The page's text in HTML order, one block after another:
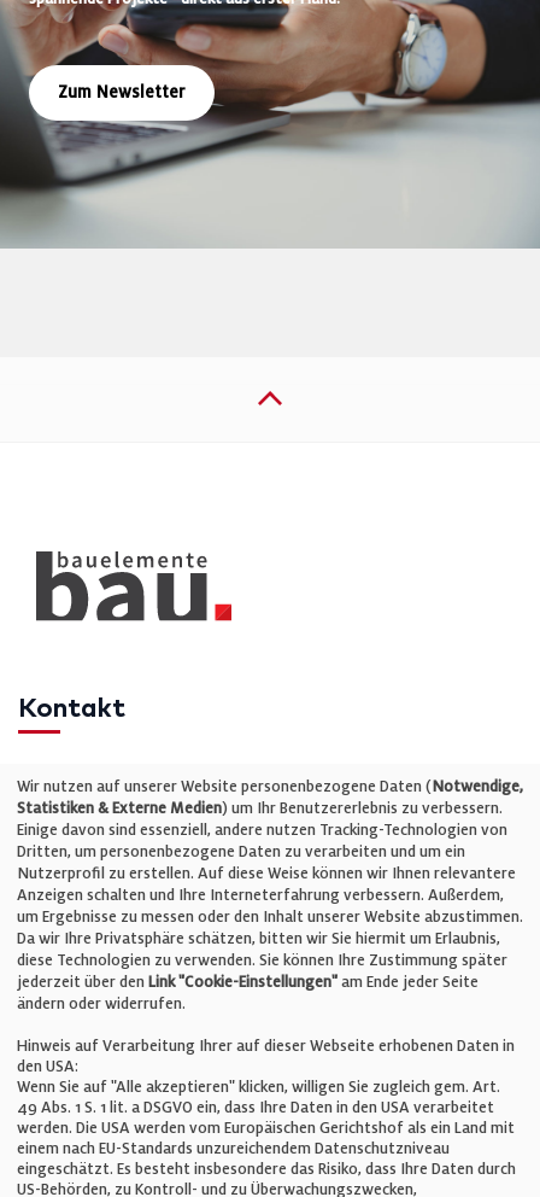
Zum Newsletter
Kontakt
Telefon: +49 (0)711 2585563-0
E-Mail:info@bauelemente-bau.eu
Unternehmen
Impressum
Cookie-Einstellungen
AGB
Wir nutzen auf unserer Website personenbezogene Daten (Notwendige,
Statistiken & Externe Medien) um Ihr Benutzererlebnis zu verbessern.
Einige davon sind essenziell, andere nutzen Tracking-Technologien von
Dritten, um personenbezogene Daten zu verarbeiten und um ein
Nutzerprofil zu erstellen. Auf diese Weise können wir Ihnen relevantere
Anzeigen schalten und Ihre Interneterfahrung verbessern. Außerdem,
um Ergebnisse zu messen oder den Inhalt unserer Website abzustimmen.
Da wir Ihre Privatsphäre schätzen, bitten wir Sie hiermit um Erlaubnis,
diese Technologien zu verwenden. Sie können Ihre Zustimmung später
jederzeit über den Link "Cookie-Einstellungen" am Ende jeder Seite
ändern oder widerrufen.
Hinweis auf Verarbeitung Ihrer auf dieser Webseite erhobenen Daten in
den USA:
Wenn Sie auf "Alle akzeptieren" klicken, willigen Sie zugleich gem. Art.
49 Abs. 1 S. 1 lit. a DSGVO ein, dass Ihre Daten in den USA verarbeitet
werden. Die USA werden vom Europäischen Gerichtshof als ein Land mit
einem nach EU-Standards unzureichendem Datenschutzniveau
eingeschätzt. Es besteht insbesondere das Risiko, dass Ihre Daten durch
US-Behörden, zu Kontroll- und zu Überwachungszwecken,